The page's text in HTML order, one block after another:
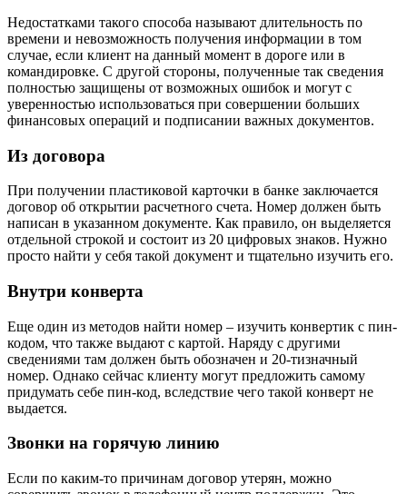
Недостатками такого способа называют длительность по
времени и невозможность получения информации в том
случае, если клиент на данный момент в дороге или в
командировке. С другой стороны, полученные так сведения
полностью защищены от возможных ошибок и могут с
уверенностью использоваться при совершении больших
финансовых операций и подписании важных документов.
Из договора
При получении пластиковой карточки в банке заключается
договор об открытии расчетного счета. Номер должен быть
написан в указанном документе. Как правило, он выделяется
отдельной строкой и состоит из 20 цифровых знаков. Нужно
просто найти у себя такой документ и тщательно изучить его.
Внутри конверта
Еще один из методов найти номер – изучить конвертик с пин-
кодом, что также выдают с картой. Наряду с другими
сведениями там должен быть обозначен и 20-тизначный
номер. Однако сейчас клиенту могут предложить самому
придумать себе пин-код, вследствие чего такой конверт не
выдается.
Звонки на горячую линию
Если по каким-то причинам договор утерян, можно